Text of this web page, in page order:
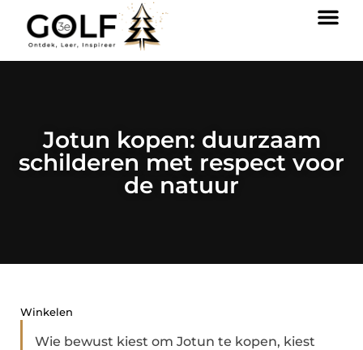
Jotun kopen: duurzaam
schilderen met respect voor
de natuur
Winkelen
Wie bewust kiest om Jotun te kopen, kiest